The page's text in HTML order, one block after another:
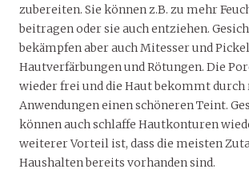
zubereiten. Sie können z.B. zu mehr
beitragen oder sie auch entziehen.
bekämpfen aber auch Mitesser und
Hautverfärbungen und Rötungen. Die
wieder frei und die Haut bekommt durch
Anwendungen einen schöneren Teint.
können auch schlaffe Hautkonturen
weiterer Vorteil ist, dass die meisten
Haushalten bereits vorhanden sind.